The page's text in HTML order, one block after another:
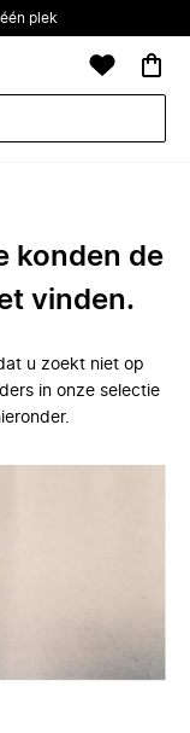
plek
konden de
vinden.
u zoekt niet op
in onze selectie